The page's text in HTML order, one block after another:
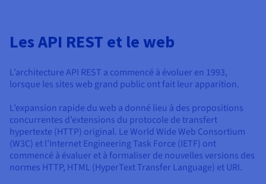
Les API REST et le web
L’architecture API REST a commencé à évoluer en 1993,
lorsque les sites web grand public ont fait leur apparition.
L’expansion rapide du web a donné lieu à des propositions
concurrentes d’extensions du protocole de transfert
hypertexte (HTTP) original. Le World Wide Web Consortium
(W3C) et l’Internet Engineering Task Force (IETF) ont
commencé à évaluer et à formaliser de nouvelles versions des
normes HTTP, HTML (HyperText Transfer Language) et URI.